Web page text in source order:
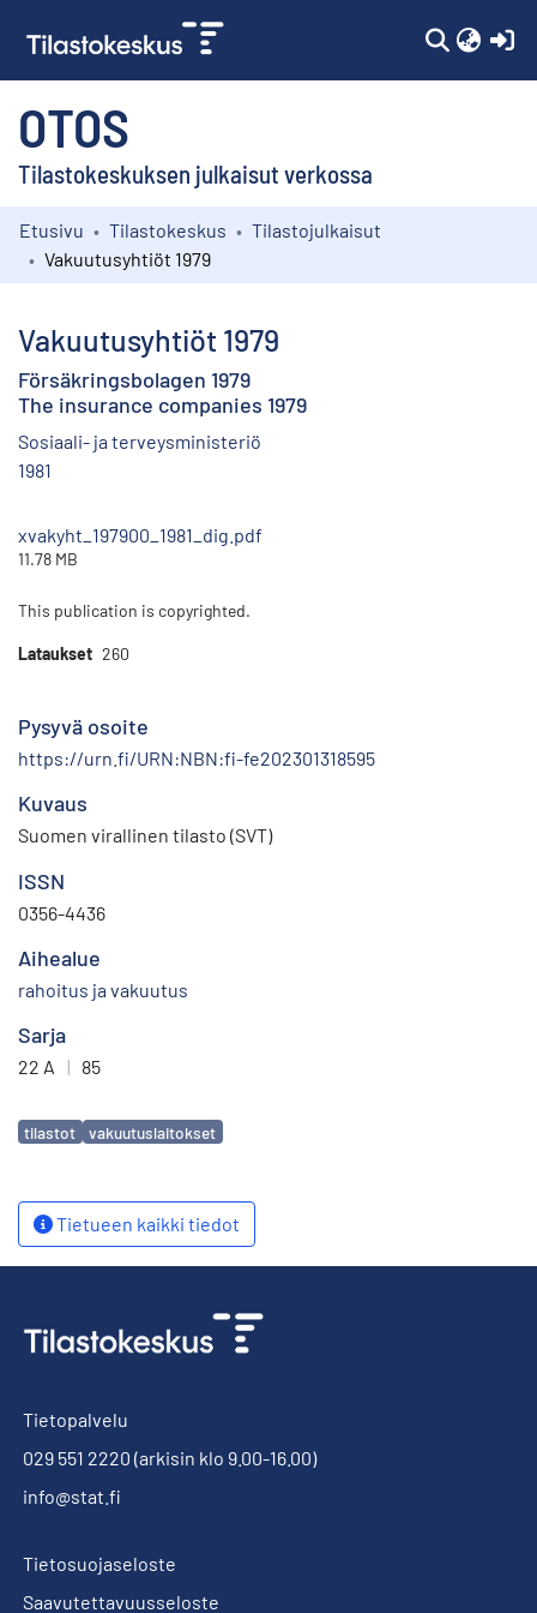
OTOS
Tilastokeskuksen julkaisut verkossa
Kokoelmat
Etusivu Tilastokeskus
Tilastojulkaisut
Vakuutusyhtiöt 1979
Vakuutusyhtiöt 1979
Försäkringsbolagen 1979
The insurance companies 1979
Sosiaali- ja terveysministeriö
1981
xvakyht_197900_1981_dig.pdf
11.78 MB
This publication is copyrighted.
Lataukset 260
Pysyvä osoite
https://urn.fi/URN:NBN:fi-fe202301318595
Kuvaus
Suomen virallinen tilasto (SVT)
ISSN
0356-4436
Aihealue
rahoitus ja vakuutus
Sarja
22 A | 85
Avainsanat
tilastot vakuutuslaitokset
Tietueen kaikki tiedot
Tietopalvelu
029 551 2220 (arkisin klo 9.00-16.00)
info@stat.fi
Tietosuojaseloste
Saavutettavuusseloste